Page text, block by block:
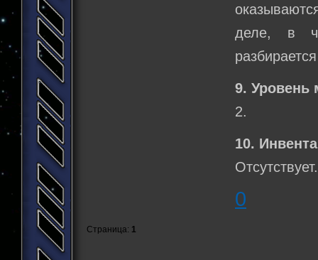
деле, в
9. Уровень
2.
10.
Отсутствует.
0
Страница: 1